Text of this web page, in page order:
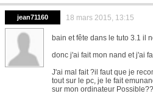
jean71160 18 mars 2015, 13:15
bain et fête dans le tuto 3.1 il
donc j'ai fait mon nand et j'ai
J'ai mal fait ?il faut que je
tout sur le pc, je le fait
sur mon ordinateur Possible??